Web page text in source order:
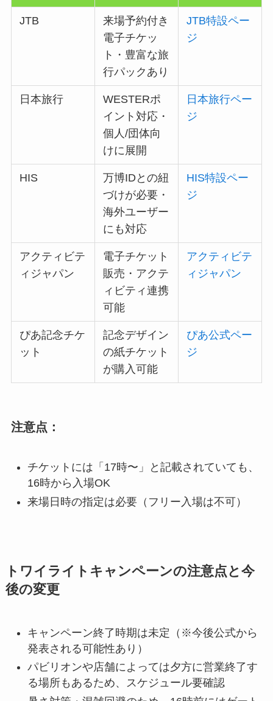
JTB
来場予約付き
電子チケッ
ト・豊富な旅
行パックあり
JTB特設ペー
ジ
日本旅行
WESTERポ
イント対応・
個人/団体向
けに展開
日本旅行ペー
ジ
HIS
万博IDとの紐
づけが必要・
海外ユーザー
にも対応
HIS特設ペー
ジ
アクティビテ
ィジャパン
電子チケット
販売・アクテ
ィビティ連携
可能
アクティビテ
ィジャパン
ぴあ記念チケ
ット
記念デザイン
の紙チケット
が購入可能
ぴあ公式ペー
ジ
注意点：
チケットには「17時〜」と記載されていても、
16時から入場OK
来場日時の指定は必要（フリー入場は不可）
トワイライトキャンペーンの注意点と今
後の変更
キャンペーン終了時期は未定（※今後公式から
発表される可能性あり）
パビリオンや店舗によっては夕方に営業終了す
る場所もあるため、スケジュール要確認